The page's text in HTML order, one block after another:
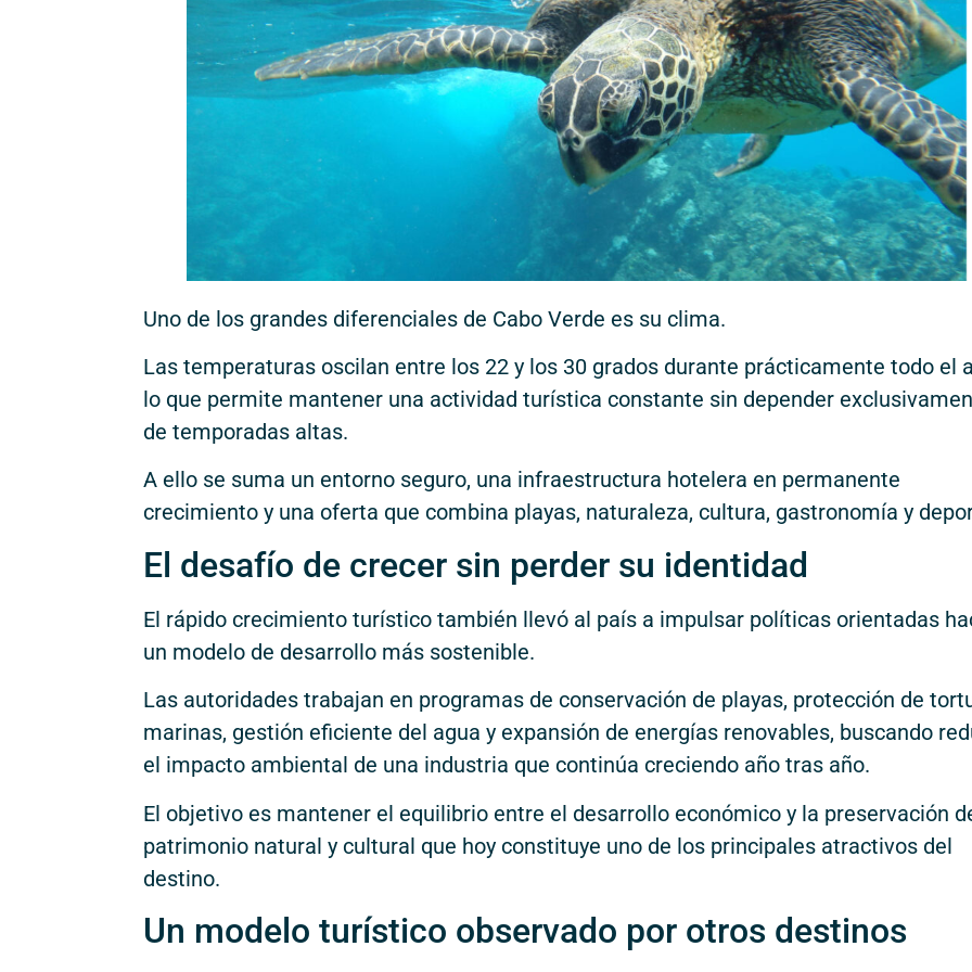
Uno de los grandes diferenciales de Cabo Verde es su clima.
Las temperaturas oscilan entre los 22 y los 30 grados durante prácticamente todo el
lo que permite mantener una actividad turística constante sin depender
de temporadas altas.
A ello se suma un entorno seguro, una infraestructura hotelera en permanente
crecimiento y una oferta que combina playas, naturaleza, cultura, gastronomía y
El desafío de crecer sin perder su identidad
El rápido crecimiento turístico también llevó al país a impulsar políticas orientadas
un modelo de desarrollo más sostenible.
Las autoridades trabajan en programas de conservación de playas, protección de
marinas, gestión eficiente del agua y expansión de energías renovables, buscando
el impacto ambiental de una industria que continúa creciendo año tras año.
El objetivo es mantener el equilibrio entre el desarrollo económico y la preservación
patrimonio natural y cultural que hoy constituye uno de los principales atractivos del
destino.
Un modelo turístico observado por otros destinos